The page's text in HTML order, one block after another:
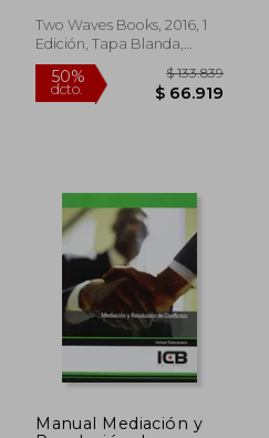
Two Waves Books, 2016, 1
Edición, Tapa Blanda,
Nuevo
Manual Mediación y